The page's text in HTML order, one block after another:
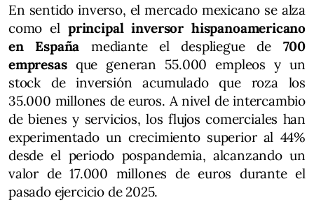
En sentido inverso, el mercado mexicano se alza
como elprincipal inversor hispanoamericano
en España mediante el despliegue de 700
empresasque generan 55.000 empleos y un
stock de inversión acumulado que roza los
35.000 millones de euros. A nivel de intercambio
de bienes y servicios, los flujos comerciales han
experimentado un crecimiento superior al 44%
desde el periodo pospandemia, alcanzando un
valor de 17.000 millones de euros durante el
pasado ejercicio de 2025.